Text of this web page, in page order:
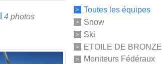
4 photos
Toutes les équipes
Snow
Ski
ETOILE DE BRONZE
Moniteurs Fédéraux